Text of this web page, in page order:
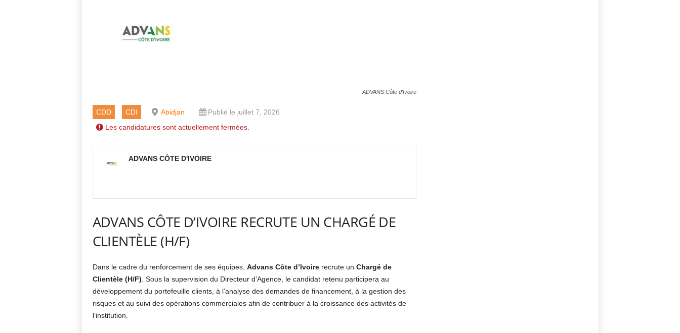
ADVANS Côte d'Ivoire
CDD CDI Abidjan
Publié le juillet 7, 2026
Les candidatures sont actuellement fermées.
ADVANS CÔTE D'IVOIRE
ADVANS CÔTE D’IVOIRE RECRUTE UN CHARGÉ DE
CLIENTÈLE (H/F)
Dans le cadre du renforcement de ses équipes, Advans Côte d’Ivoirerecrute un Chargé de
Clientèle (H/F) . Sous la supervision du Directeur d’Agence, le candidat retenu participera au
développement du portefeuille clients, à l’analyse des demandes de financement, à la gestion des
risques et au suivi des opérations commerciales afin de contribuer à la croissance des activités de
l’institution.